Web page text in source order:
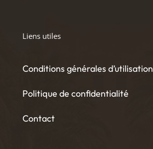
Liens utiles
Conditions générales d’utilisation
Politique de confidentialité
Contact